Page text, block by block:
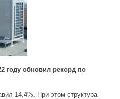
году обновил рекорд по
14,4%. При этом структура